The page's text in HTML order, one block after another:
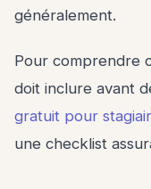
généralement.
Pour comprendre
doit inclure avant
gratuit pour
une checklist